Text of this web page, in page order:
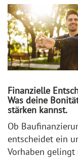
Finanzielle
Was deine
stärken kannst.
Ob
entscheidet ein
Vorhaben gelingt